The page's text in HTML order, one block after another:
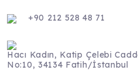
+90 212 528 48 71
Hacı Kadın, Katip Çelebi
No:10, 34134 Fatih/İstanbul